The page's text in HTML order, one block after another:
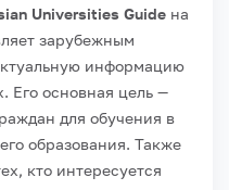
Universities Guide на
зарубежным
информацию
Его основная цель —
для обучения в
образования. Также
кто интересуется